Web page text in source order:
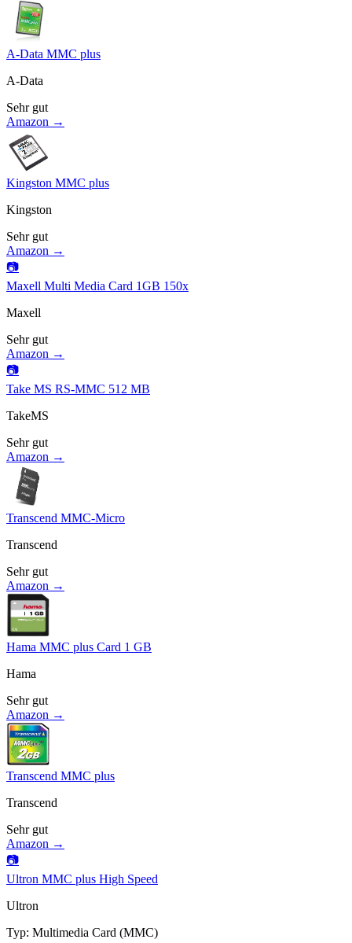
A-Data MMC plus
A-Data
Sehr gut
Amazon →
Kingston MMC plus
Kingston
Sehr gut
Amazon →
📷
Maxell Multi Media Card 1GB 150x
Maxell
Sehr gut
Amazon →
📷
Take MS RS-MMC 512 MB
TakeMS
Sehr gut
Amazon →
Transcend MMC-Micro
Transcend
Sehr gut
Amazon →
Hama MMC plus Card 1 GB
Hama
Sehr gut
Amazon →
Transcend MMC plus
Transcend
Sehr gut
Amazon →
📷
Ultron MMC plus High Speed
Ultron
Typ: Multimedia Card (MMC)